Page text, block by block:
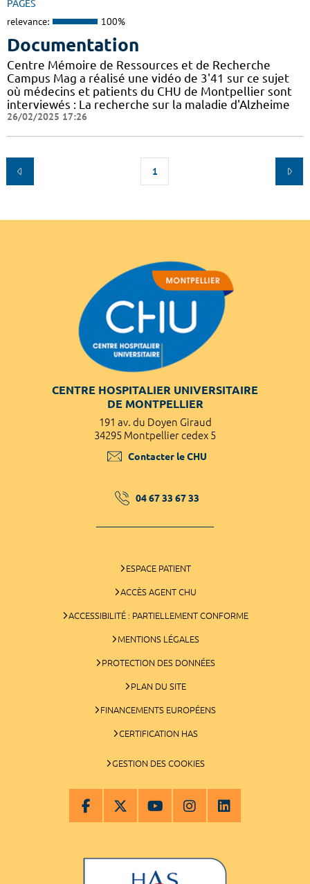
PAGES
relevance: 100%
Documentation
Centre Mémoire de Ressources et de Recherche
Campus Mag a réalisé une vidéo de 3'41 sur ce sujet
où médecins et patients du CHU de Montpellier sont
interviewés : La recherche sur la maladie d'Alzheime
26/02/2025 17:26
1
CENTRE HOSPITALIER UNIVERSITAIRE
DE MONTPELLIER
191 av. du Doyen Giraud
34295 Montpellier cedex 5
Contacter le CHU
04 67 33 67 33
ESPACE PATIENT
ACCÈS AGENT CHU
ACCESSIBILITÉ : PARTIELLEMENT CONFORME
MENTIONS LÉGALES
PROTECTION DES DONNÉES
PLAN DU SITE
FINANCEMENTS EUROPÉENS
CERTIFICATION HAS
GESTION DES COOKIES